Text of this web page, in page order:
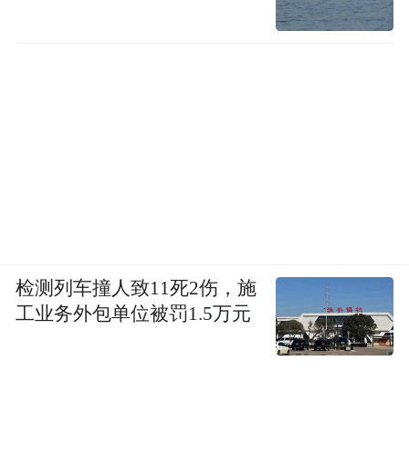
检测列车撞人致11死2伤，施
工业务外包单位被罚1.5万元